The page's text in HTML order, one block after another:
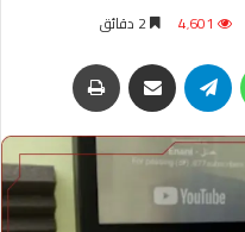
4٬601